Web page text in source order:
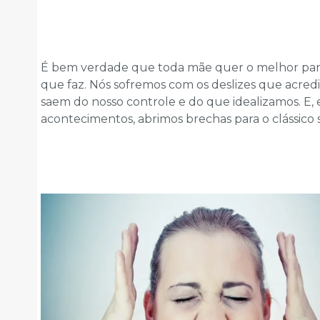
É bem verdade que toda mãe quer o melhor
que faz. Nós sofremos com os deslizes que
saem do nosso controle e do que idealizamos.
acontecimentos, abrimos brechas para o